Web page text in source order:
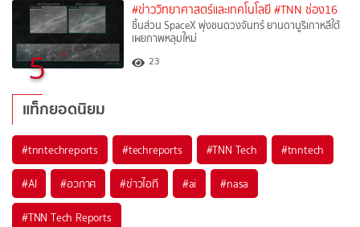
5
#ข่าววิทยาศาสตร์และเทคโนโลยี #TNN ช่อง16
ชิ้นส่วน SpaceX พุ่งชนดวงจันทร์ ยานดานูริเกาหลีใต้
เผยภาพหลุมใหม่
23
แท็กยอดนิยม
#tnntechreports #techreports #TNN Tech #tnntech
#AI #อวกาศ #ข่าวไอที #ai #nasa
#TNN Tech Reports